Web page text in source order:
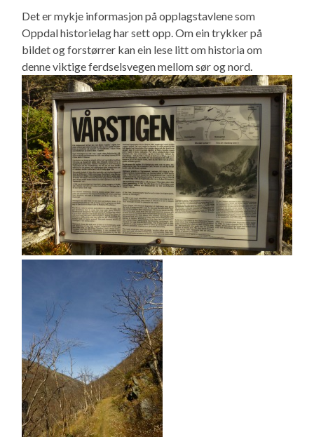
Det er mykje informasjon på opplagstavlene som
Oppdal historielag har sett opp. Om ein trykker på
bildet og forstørrer kan ein lese litt om historia om
denne viktige ferdselsvegen mellom sør og nord.